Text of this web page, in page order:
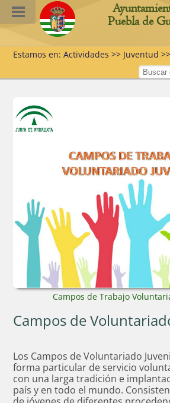
Puebla de
Estamos en: Actividades >> Juventud
Campos de Trabajo
Campos de
Los Campos de Voluntariado
forma particular de servicio
con una larga tradición e
país y en todo el mundo.